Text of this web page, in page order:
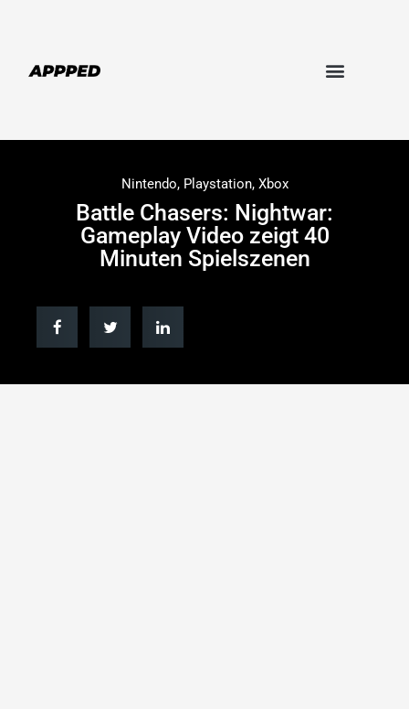
Nintendo, Playstation, Xbox
Battle Chasers: Nightwar:
Gameplay Video zeigt 40
Minuten Spielszenen